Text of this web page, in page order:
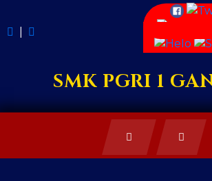
SMK PGRI 1